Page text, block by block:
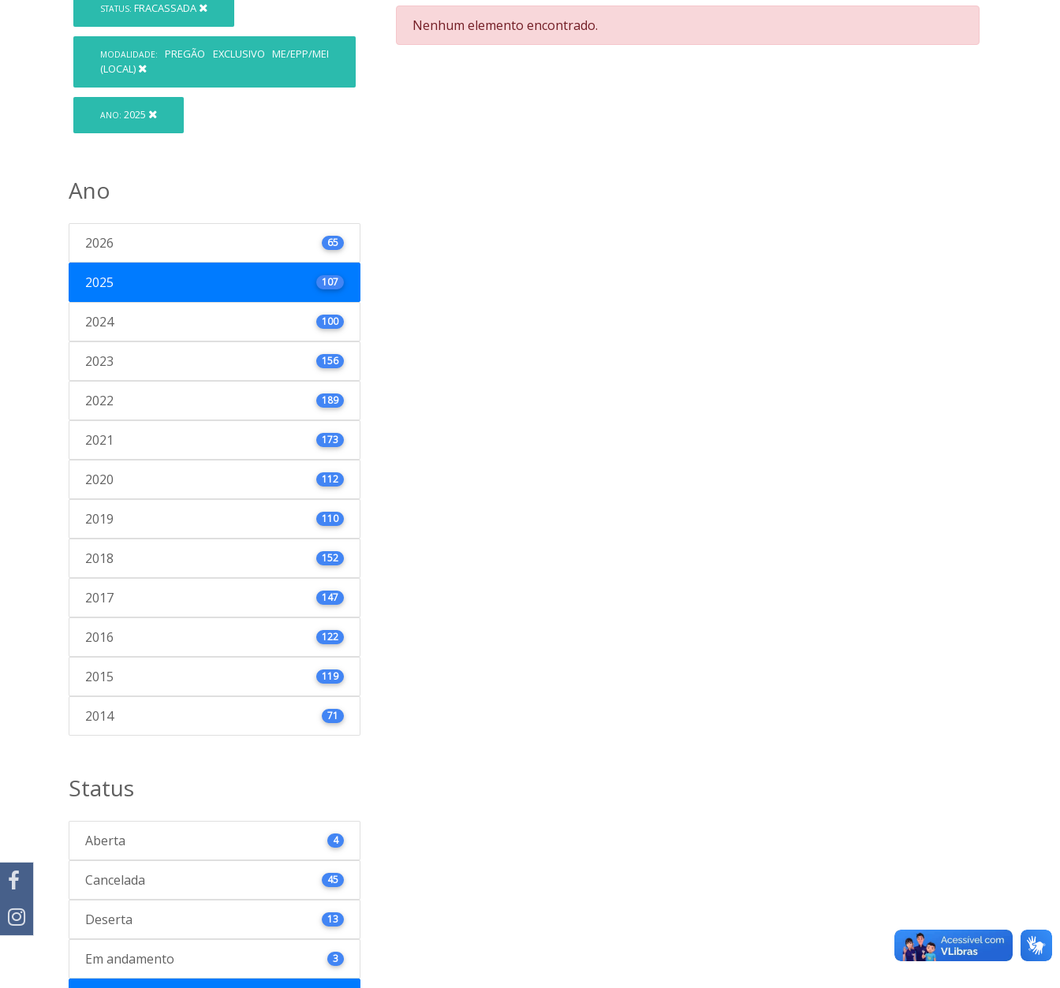
STATUS: FRACASSADA
MODALIDADE:
PREGÃO EXCLUSIVO ME/EPP/MEI
(LOCAL)
ANO: 2025
Ano
2026 65
2025 107
2024 100
2023 156
2022 189
2021 173
2020 112
2019 110
2018 152
2017 147
2016 122
2015 119
2014 71
Status
Aberta 4
Cancelada 45
Deserta 13
Em andamento 3
Nenhum elemento encontrado.